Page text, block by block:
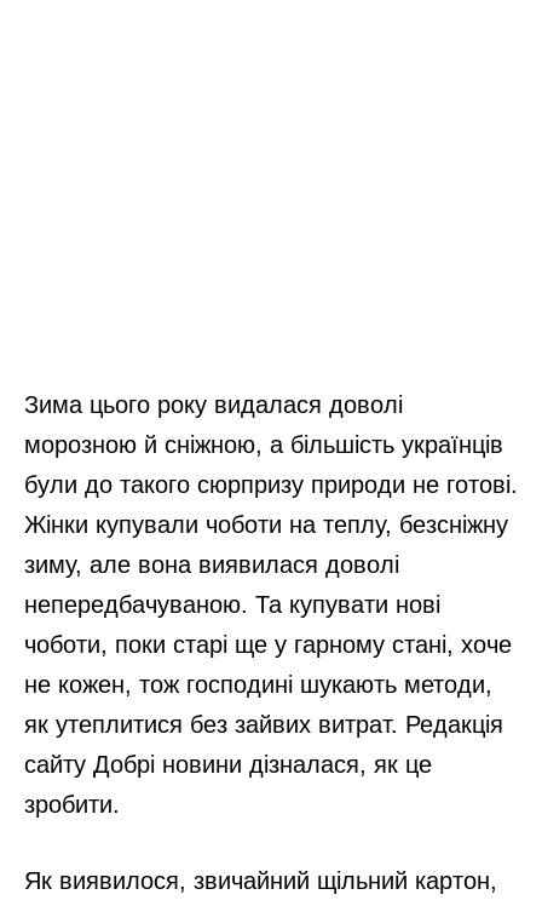
Зима цього року видалася доволі
морозною й сніжною, а більшість українців
були до такого сюрпризу природи не готові.
Жінки купували чоботи на теплу, безсніжну
зиму, але вона виявилася доволі
непередбачуваною. Та купувати нові
чоботи, поки старі ще у гарному стані, хоче
не кожен, тож господині шукають методи,
як утеплитися без зайвих витрат. Редакція
сайту Добрі новини дізналася, як це
зробити.
Як виявилося, звичайний щільний картон,